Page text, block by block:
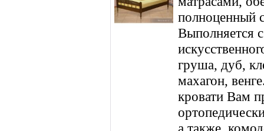
полноценный
Выполняется
груша, дуб,
махагон,
кровати Вам